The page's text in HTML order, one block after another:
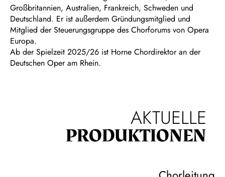
Großbritannien, Australien, Frankreich, Schweden und
Deutschland. Er ist außerdem Gründungsmitglied und
Mitglied der Steuerungsgruppe des Chorforums von Opera
Europa.
Ab der Spielzeit 2025/26 ist Horne Chordirektor an der
Deutschen Oper am Rhein.
AKTUELLE
PRODUKTIONEN